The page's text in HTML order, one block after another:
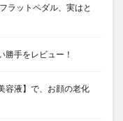
ラットペダル、実はと
勝手をレビュー！
容液】で、お顔の老化